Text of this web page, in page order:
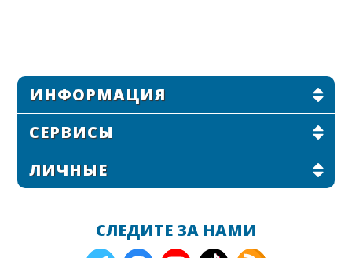
ИНФОРМАЦИЯ
СЕРВИСЫ
ЛИЧНЫЕ
СЛЕДИТЕ ЗА НАМИ